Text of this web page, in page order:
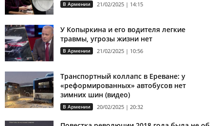
В Армении 21/02/2025 | 14:15
У Копыркина и его водителя легкие
травмы, угрозы жизни нет
В Армении 21/02/2025 | 10:56
Транспортный коллапс в Ереване: у
«реформированных» автобусов нет
зимних шин (видео)
В Армении 20/02/2025 | 20:32